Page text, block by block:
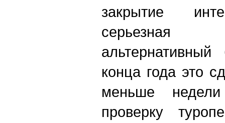
закрытие
серьезная
конца года это
меньше
проверку